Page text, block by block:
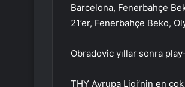
Barcelona, Fenerbahçe
21’er, Fenerbahçe Beko,
Obradovic yıllar sonra
THY Avrupa Ligi’nin en